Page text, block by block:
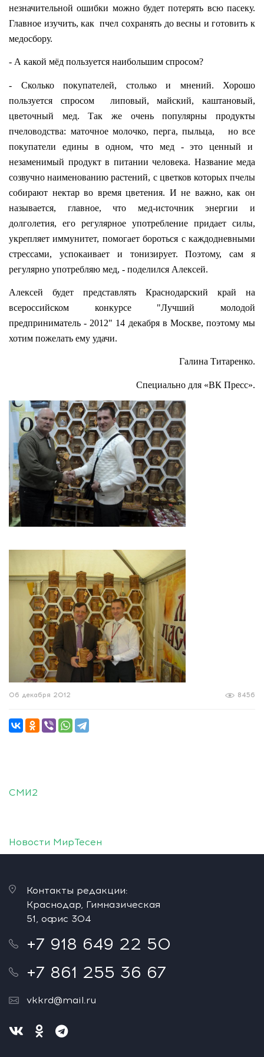
незначительной ошибки можно будет потерять всю пасеку.
Главное изучить, как пчел сохранять до весны и готовить к
медосбору.
- А какой мёд пользуется наибольшим спросом?
- Сколько покупателей, столько и мнений. Хорошо
пользуется спросом
липовый, майский, каштановый,
цветочный мед. Так же очень популярны продукты
пчеловодства: маточное молочко, перга, пыльца,
но все
покупатели едины в одном, что мед - это ценный и
незаменимый продукт в питании человека. Название меда
созвучно наименованию растений, с цветков которых пчелы
собирают нектар во время цветения. И не важно, как он
называется, главное, что мед-источник энергии и
долголетия, его регулярное употребление придает силы,
укрепляет иммунитет, помогает бороться с каждодневными
стрессами, успокаивает и тонизирует. Поэтому, сам я
регулярно употребляю мед, - поделился Алексей.
Алексей будет представлять Краснодарский край на
всероссийском конкурсе "Лучший молодой
предприниматель - 2012" 14 декабря в Москве, поэтому мы
хотим пожелать ему удачи.
Галина Титаренко.
Специально для «ВК Пресс».
8456
06 декабря 2012
СМИ2
Новости МирТесен
Контакты редакции:
Краснодар, Гимназическая
51, офис 304
+7 918 649 22 50
+7 861 255 36 67
vkkrd@mail.ru